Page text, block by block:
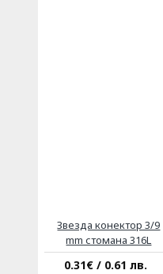
Звезда конектор 3/9
mm стомана 316L
0.31€ / 0.61 лв.